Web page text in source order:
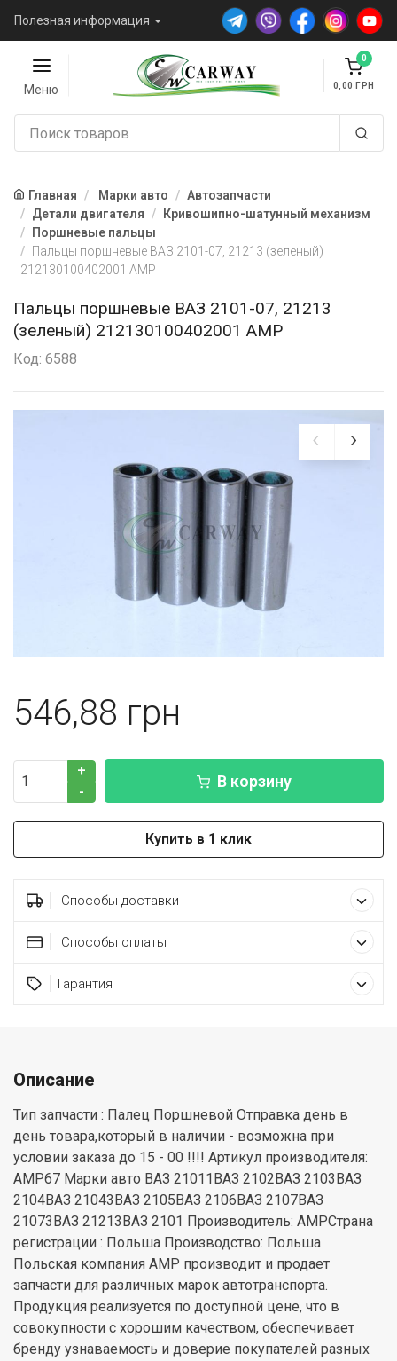
Полезная информация
Меню
0
0,00
Главная Марки авто
Автозапчасти
Детали двигателя
Кривошипно-шатунный механизм
Поршневые пальцы
Пальцы поршневые ВАЗ 2101-07, 21213 (зеленый)
212130100402001 AMP
Пальцы поршневые ВАЗ 2101-07, 21213
(зеленый) 212130100402001 AMP
Код: 6588
546,88
+
-
В корзину
Купить в 1 клик
Способы доставки
Способы оплаты
Гарантия
Описание
Тип запчасти : Палец Поршневой Отправка день в
день товара,который в наличии - возможна при
условии заказа до 15 - 00 !!!! Артикул производителя:
AMP67 Марки авто ВАЗ 21011ВАЗ 2102ВАЗ 2103ВАЗ
2104ВАЗ 21043ВАЗ 2105ВАЗ 2106ВАЗ 2107ВАЗ
21073ВАЗ 21213ВАЗ 2101 Производитель: AMPСтрана
регистрации : Польша Производство: Польша
Польская компания AMP производит и продает
запчасти для различных марок автотранспорта.
Продукция реализуется по доступной цене, что в
совокупности с хорошим качеством, обеспечивает
бренду узнаваемость и доверие покупателей разных